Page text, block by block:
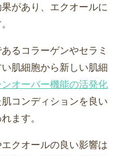
があり、エクオールに
るコラーゲンやセラミ
肌細胞から新しい肌細
ンオーバー機能の活発化
コンディションを良い
ます。
クオールの良い影響は